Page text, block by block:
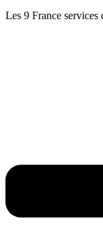
Les 9 France